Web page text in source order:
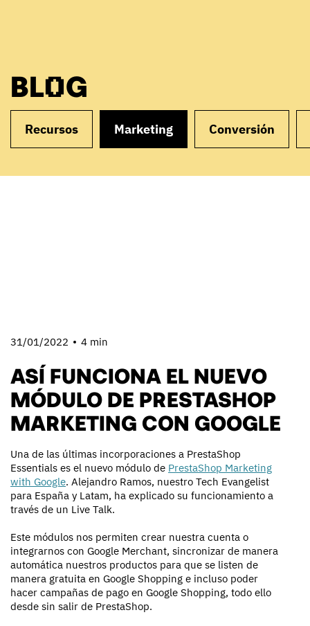
BLOG
Recursos Marketing Conversión
31/01/2022 4 min
ASÍ FUNCIONA EL NUEVO
MÓDULO DE PRESTASHOP
MARKETING CON GOOGLE
Una de las últimas incorporaciones a PrestaShop
Essentials es el nuevo módulo de PrestaShop Marketing
with Google. Alejandro Ramos, nuestro Tech Evangelist
para España y Latam, ha explicado su funcionamiento a
través de un Live Talk.
Este módulos nos permiten crear nuestra cuenta o
integrarnos con Google Merchant, sincronizar de manera
automática nuestros productos para que se listen de
manera gratuita en Google Shopping e incluso poder
hacer campañas de pago en Google Shopping, todo ello
desde sin salir de PrestaShop.